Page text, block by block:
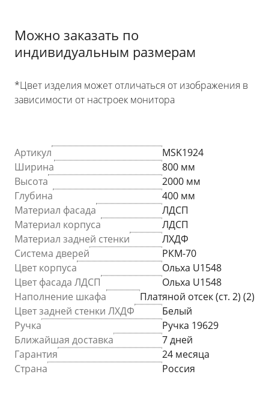
Можно заказать по
индивидуальным размерам
*Цвет изделия может отличаться от изображения в
зависимости от настроек монитора
Артикул
MSK1924
Ширина
800 мм
Высота
2000 мм
Глубина
400 мм
Материал фасада
ЛДСП
Материал корпуса
ЛДСП
Материал задней стенки
ЛХДФ
Система дверей
РКМ-70
Цвет корпуса
Ольха U1548
Цвет фасада ЛДСП
Ольха U1548
Наполнение шкафа
Платяной отсек (ст. 2) (2)
Цвет задней стенки ЛХДФ
Белый
Ручка
Ручка 19629
Ближайшая доставка
7 дней
Гарантия
24 месяца
Страна
Россия